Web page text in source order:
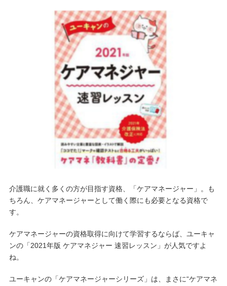
介護職に就く多くの方が目指す資格、「ケアマネージャー」。も
ちろん、ケアマネージャーとして働く際にも必要となる資格で
す。
ケアマネージャーの資格取得に向けて学習するならば、ユーキャ
ンの「2021年版 ケアマネジャー 速習レッスン」が人気ですよ
ね。
ユーキャンの「ケアマネージャーシリーズ」は、まさに“ケアマネ